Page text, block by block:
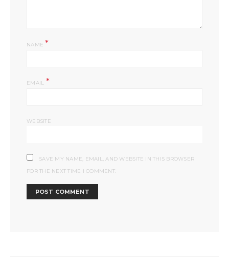
NAME *
EMAIL *
WEBSITE
SAVE MY NAME, EMAIL, AND WEBSITE IN THIS BROWSER
FOR THE NEXT TIME I COMMENT.